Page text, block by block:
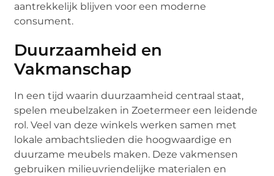
aantrekkelijk blijven voor een moderne
consument.
Duurzaamheid en
Vakmanschap
In een tijd waarin duurzaamheid centraal staat,
spelen meubelzaken in Zoetermeer een leidende
rol. Veel van deze winkels werken samen met
lokale ambachtslieden die hoogwaardige en
duurzame meubels maken. Deze vakmensen
gebruiken milieuvriendelijke materialen en